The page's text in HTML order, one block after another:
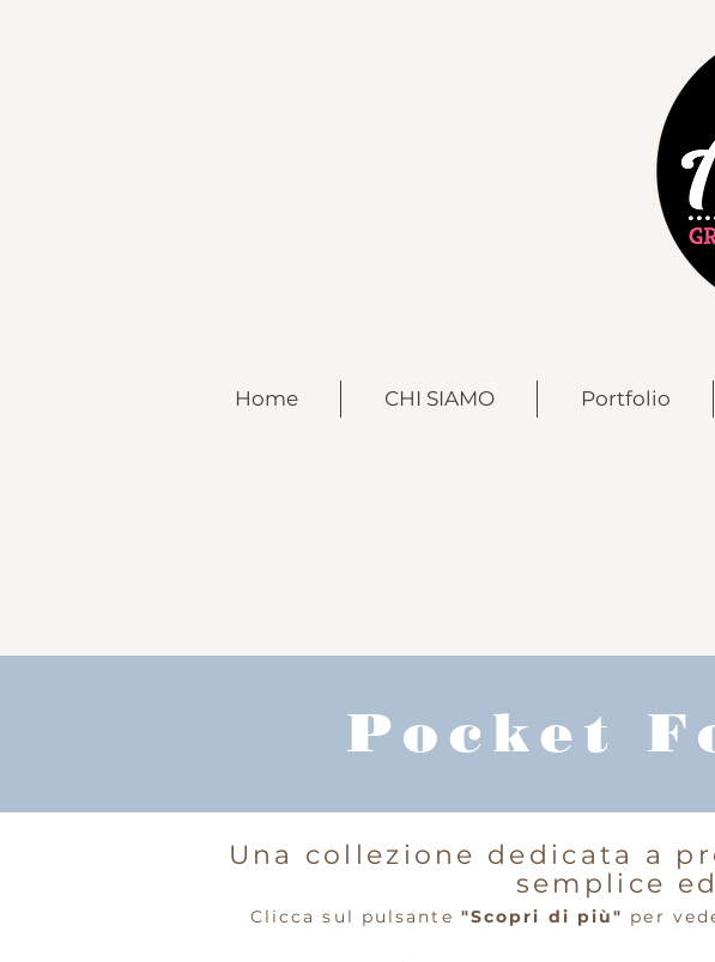
Home CHI SIAMO Portfolio
Pocket
Una collezione dedicata a
semplice
​Clicca sul pulsante "Scopri di più" per